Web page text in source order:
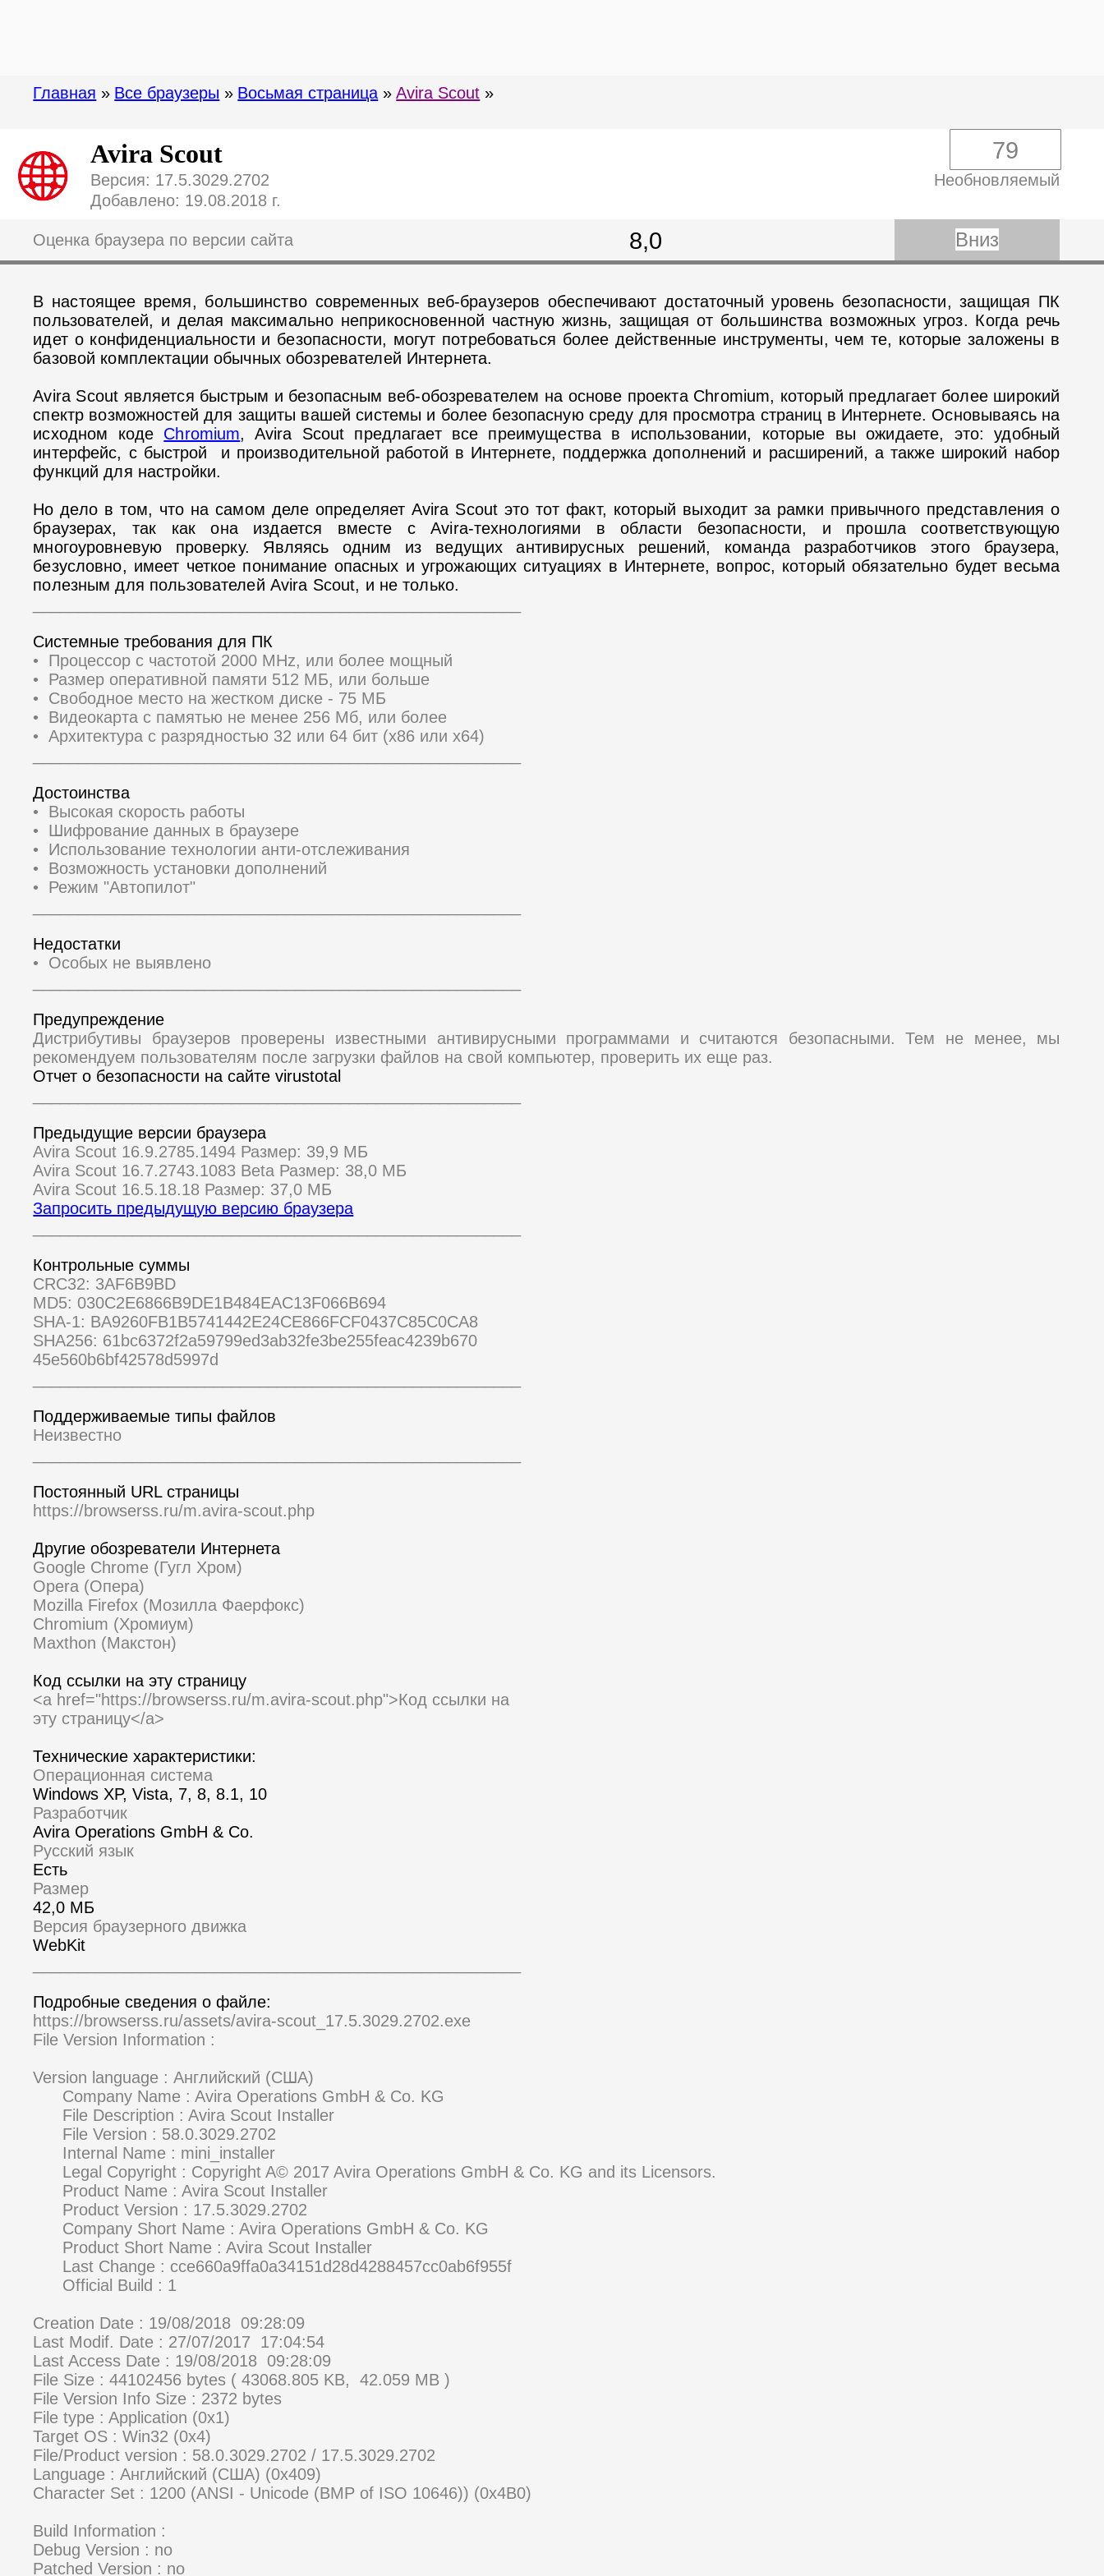
Необновляемый
79
Вниз
8,0
Оценка браузера по версии сайта
В настоящее время, большинство современных веб-браузеров обеспечивают достаточный уровень безопасности, защищая ПК
пользователей, и делая максимально неприкосновенной частную жизнь, защищая от большинства возможных угроз. Когда речь
идет о конфиденциальности и безопасности, могут потребоваться более действенные инструменты, чем те, которые заложены в
базовой комплектации обычных обозревателей Интернета.
Avira Scout является быстрым и безопасным веб-обозревателем на основе проекта Chromium, который предлагает более широкий
спектр возможностей для защиты вашей системы и более безопасную среду для просмотра страниц в Интернете. Основываясь на
исходном коде Chromium, Avira Scout предлагает все преимущества в использовании, которые вы ожидаете, это: удобный
интерфейс, с быстрой и производительной работой в Интернете, поддержка дополнений и расширений, а также широкий набор
функций для настройки.
Но дело в том, что на самом деле определяет Avira Scout это тот факт, который выходит за рамки привычного представления о
браузерах, так как она издается вместе с Avira-технологиями в области безопасности, и прошла соответствующую
многоуровневую проверку. Являясь одним из ведущих антивирусных решений, команда разработчиков этого браузера,
безусловно, имеет четкое понимание опасных и угрожающих ситуациях в Интернете, вопрос, который обязательно будет весьма
полезным для пользователей Avira Scout, и не только.
Системные требования для ПК
• Процессор с частотой 2000 MHz, или более мощный
• Размер оперативной памяти 512 МБ, или больше
• Свободное место на жестком диске - 75 МБ
• Видеокарта с памятью не менее 256 Мб, или более
• Архитектура с разрядностью 32 или 64 бит (x86 или x64)
Достоинства
• Высокая скорость работы
• Шифрование данных в браузере
• Использование технологии анти-отслеживания
• Возможность установки дополнений
• Режим "Автопилот"
Недостатки
• Особых не выявлено
Предупреждение
Дистрибутивы браузеров проверены известными антивирусными программами и считаются безопасными. Тем не менее, мы
рекомендуем пользователям после загрузки файлов на свой компьютер, проверить их еще раз.
Отчет о безопасности на сайте virustotal
Предыдущие версии браузера
Avira Scout 16.9.2785.1494 Размер: 39,9 МБ
Avira Scout 16.7.2743.1083 Beta Размер: 38,0 МБ
Avira Scout 16.5.18.18 Размер: 37,0 МБ
Запросить предыдущую версию браузера
Контрольные суммы
CRC32: 3AF6B9BD
MD5: 030C2E6866B9DE1B484EAC13F066B694
SHA-1: BA9260FB1B5741442E24CE866FCF0437C85C0CA8
SHA256: 61bc6372f2a59799ed3ab32fe3be255feac4239b670
45e560b6bf42578d5997d
Поддерживаемые типы файлов
Неизвестно
Постоянный URL страницы
https://browserss.ru/m.avira-scout.php
Другие обозреватели Интернета
Google Chrome (Гугл Хром)
Opera (Опера)
Mozilla Firefox (Мозилла Фаерфокс)
Chromium (Хромиум)
Maxthon (Макстон)
Код ссылки на эту страницу
<a href="https://browserss.ru/m.avira-scout.php">Код ссылки на
эту страницу</a>
Технические характеристики:
Операционная система
Windows XP, Vista, 7, 8, 8.1, 10
Разработчик
Avira Operations GmbH & Co.
Русский язык
Есть
Размер
42,0 МБ
Версия браузерного движка
WebKit
Подробные сведения о файле:
https://browserss.ru/assets/avira-scout_17.5.3029.2702.exe
File Version Information :
Version language : Английский (США)
Company Name : Avira Operations GmbH & Co. KG
File Description : Avira Scout Installer
File Version : 58.0.3029.2702
Internal Name : mini_installer
Legal Copyright : Copyright A© 2017 Avira Operations GmbH & Co. KG and its Licensors.
Product Name : Avira Scout Installer
Product Version : 17.5.3029.2702
Company Short Name : Avira Operations GmbH & Co. KG
Product Short Name : Avira Scout Installer
Last Change : cce660a9ffa0a34151d28d4288457cc0ab6f955f
Official Build : 1
Creation Date : 19/08/2018 09:28:09
Last Modif. Date : 27/07/2017 17:04:54
Last Access Date : 19/08/2018 09:28:09
File Size : 44102456 bytes ( 43068.805 KB, 42.059 MB )
File Version Info Size : 2372 bytes
File type : Application (0x1)
Target OS : Win32 (0x4)
File/Product version : 58.0.3029.2702 / 17.5.3029.2702
Language : Английский (США) (0x409)
Character Set : 1200 (ANSI - Unicode (BMP of ISO 10646)) (0x4B0)
Build Information :
Debug Version : no
Patched Version : no
Главная » Все браузеры » Восьмая страница » Avira Scout »
Версия: 17.5.3029.2702
Добавлено: 19.08.2018 г.
Avira Scout